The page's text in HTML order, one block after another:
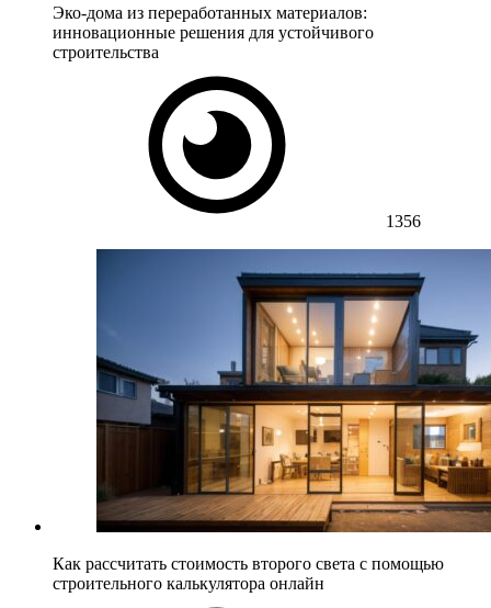
Эко-дома из переработанных материалов:
инновационные решения для устойчивого
строительства
1356
Как рассчитать стоимость второго света с помощью
строительного калькулятора онлайн